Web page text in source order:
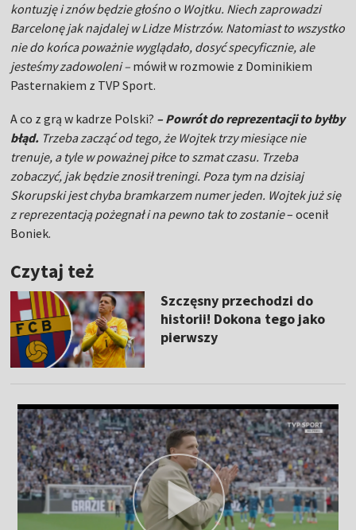
kontuzję i znów będzie głośno o Wojtku. Niech zaprowadzi
Barcelonę jak najdalej w Lidze Mistrzów. Natomiast to wszystko
nie do końca poważnie wyglądało, dosyć specyficznie, ale
jesteśmy zadowoleni – mówił w rozmowie z Dominikiem
Pasternakiem z TVP Sport.
A co z grą w kadrze Polski? – Powrót do reprezentacji to byłby
błąd. Trzeba zacząć od tego, że Wojtek trzy miesiące nie
trenuje, a tyle w poważnej piłce to szmat czasu. Trzeba
zobaczyć, jak będzie znosił treningi. Poza tym na dzisiaj
Skorupski jest chyba bramkarzem numer jeden. Wojtek już się
z reprezentacją pożegnał i na pewno tak to zostanie– ocenił
Boniek.
Czytaj też
Szczęsny przechodzi do
historii! Dokona tego jako
pierwszy